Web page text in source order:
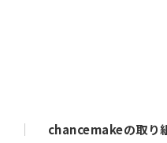
chancemakeの取り